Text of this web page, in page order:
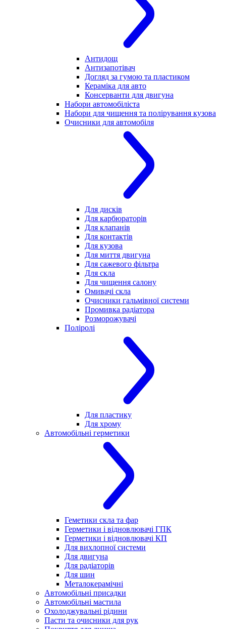
Антидощ
Антизапотівач
Догляд за гумою та пластиком
Кераміка для авто
Консерванти для двигуна
Набори автомобіліста
Набори для чищення та полірування кузова
Очисники для автомобіля
Для дисків
Для карбюраторів
Для клапанів
Для контактів
Для кузова
Для миття двигуна
Для сажевого фільтра
Для скла
Для чищення салону
Омивачі скла
Очисники гальмівної системи
Промивка радіатора
Розморожувачі
Поліролі
Для пластику
Для хрому
Автомобільні герметики
Геметики скла та фар
Герметики і відновлювачі ГПК
Герметики і відновлювачі КП
Для вихлопної системи
Для двигуна
Для радіаторів
Для шин
Металокерамічні
Автомобільні присадки
Автомобільні мастила
Охолоджувальні рідини
Пасти та очисники для рук